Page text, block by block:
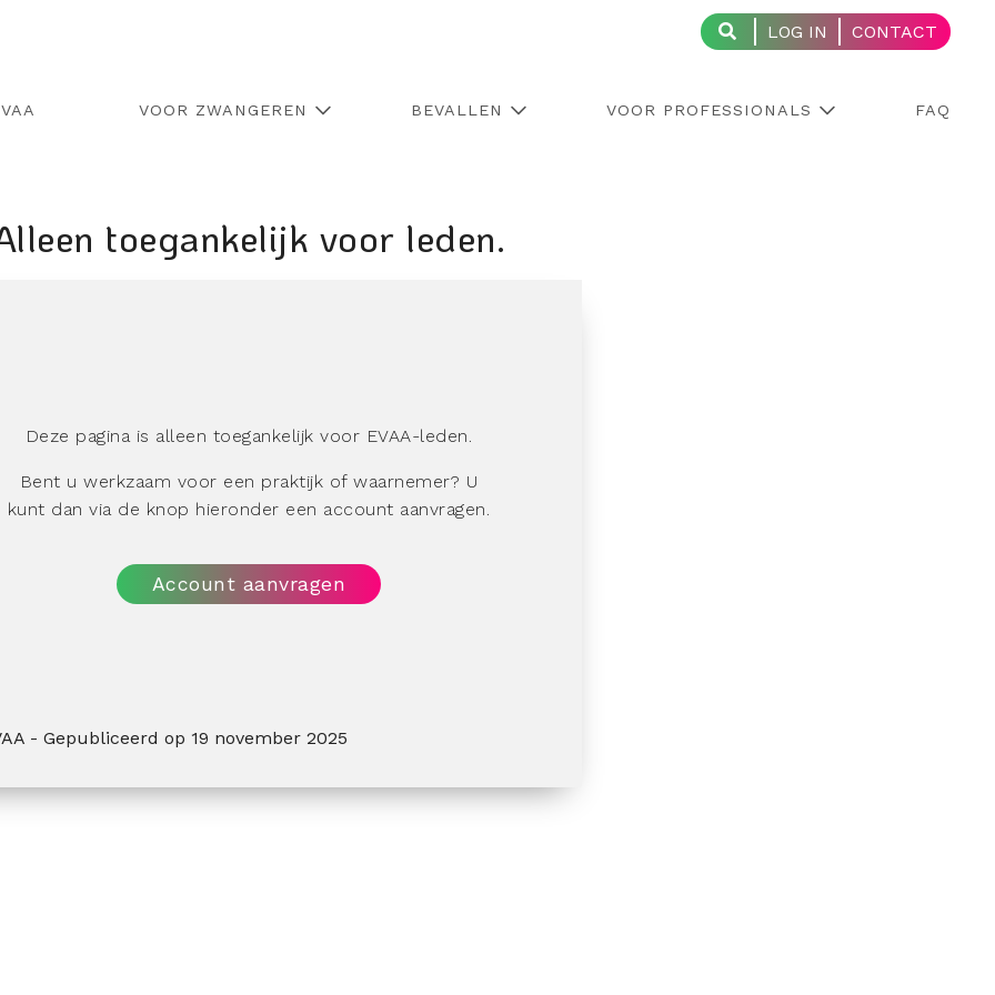
CONTACT
LOG IN
VOOR ZWANGEREN BEVALLEN VOOR PROFESSIONALS FAQ
toegankelijk voor leden.
Deze pagina is alleen toegankelijk voor EVAA-leden.
Bent u werkzaam voor een praktijk of waarnemer? U
kunt dan via de knop hieronder een account aanvragen.
Account aanvragen
- Gepubliceerd op 19 november 2025